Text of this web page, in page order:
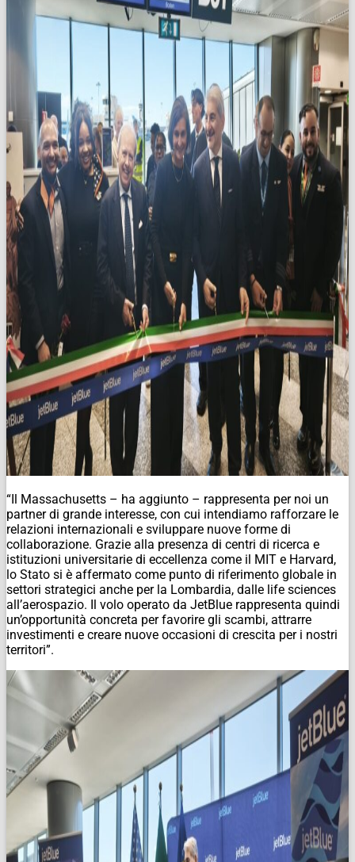
“Il Massachusetts – ha aggiunto – rappresenta per noi un
partner di grande interesse, con cui intendiamo rafforzare le
relazioni internazionali e sviluppare nuove forme di
collaborazione. Grazie alla presenza di centri di ricerca e
istituzioni universitarie di eccellenza come il MIT e Harvard,
lo Stato si è affermato come punto di riferimento globale in
settori strategici anche per la Lombardia, dalle life sciences
all’aerospazio. Il volo operato da JetBlue rappresenta quindi
un’opportunità concreta per favorire gli scambi, attrarre
investimenti e creare nuove occasioni di crescita per i nostri
territori”.